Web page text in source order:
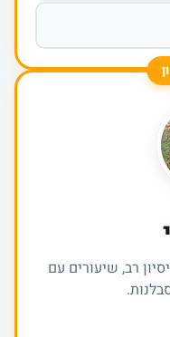
רב, שיעורים עם